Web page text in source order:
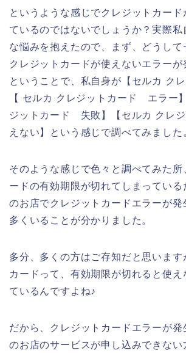
というような感じでクレジットカード
ているのではないでしょうか？実際私
な悩みを抱えたので、まず、どうして
クレジットカードが使えないエラーが
ということで、私自身が【セルカ クレ
【 セルカ クレジットカード エラー
ジットカード 失敗】【セルカ クレ
えない】という感じで調べてみました
そのような感じで色々と調べてみた所
ードの有効期限が切れてしまっている
のお店でクレジットカードエラーが発
多くいることが分かりました。
多分、多くの方はご存知だと思います
カードって、有効期限が切れると使え
ているんですよね♪
だから、クレジットカードエラーが発
のお店のサービスが申し込みできない